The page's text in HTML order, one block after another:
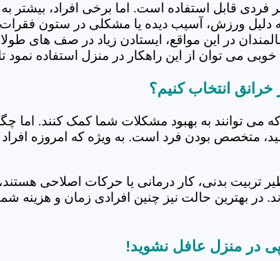
فردی قابل استفاده است. اما برخی افراد،
دلیل ورزش، آسیب دیده یا مشکلی در ستون
در این مواقع، ایستادن زیاد در صف های
می توان از این راهکار در منزل استفاده
انتخاب کنیم؟
می توانند به بهبود مشکلات شما کمک کنند.
متخصص بودن فرد است. به ویژه که امروزه
تربیت بدنی، کار درمانی یا حرکات اصلاحی
در بهترین حالت نیز چنین افرادی زمان و هزینه
در منزل عافل نشوید!